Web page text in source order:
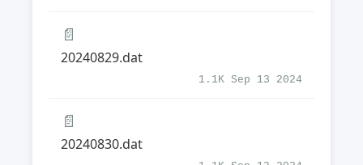
📄
20240829.dat
1.1K Sep 13 2024
📄
20240830.dat